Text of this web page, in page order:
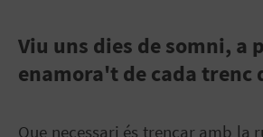
Viu uns dies de somni, a
enamora't de cada trenc
Que necessari és trencar amb